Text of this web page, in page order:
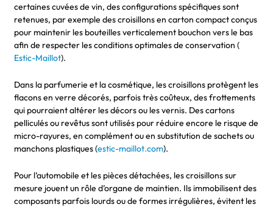
certaines cuvées de vin, des configurations spécifiques sont
retenues, par exemple des croisillons en carton compact conçus
pour maintenir les bouteilles verticalement bouchon vers le bas
afin de respecter les conditions optimales de conservation (
Estic-Maillot).
Dans la parfumerie et la cosmétique, les croisillons protègent les
flacons en verre décorés, parfois très coûteux, des frottements
qui pourraient altérer les décors ou les vernis. Des cartons
pelliculés ou revêtus sont utilisés pour réduire encore le risque de
micro-rayures, en complément ou en substitution de sachets ou
manchons plastiques (estic-maillot.com).
Pour l’automobile et les pièces détachées, les croisillons sur
mesure jouent un rôle d’organe de maintien. Ils immobilisent des
composants parfois lourds ou de formes irrégulières, évitent les